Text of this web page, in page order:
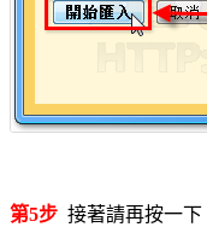
第5步 接著請再按一下